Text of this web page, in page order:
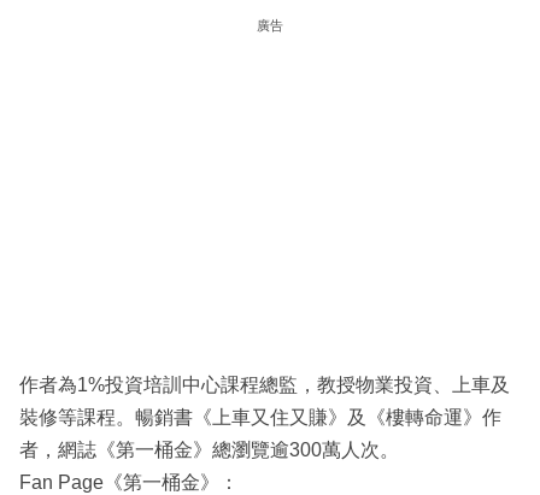
廣告
作者為1%投資培訓中心課程總監，教授物業投資、上車及
裝修等課程。暢銷書《上車又住又賺》及《樓轉命運》作
者，網誌《第一桶金》總瀏覽逾300萬人次。
Fan Page《第一桶金》：